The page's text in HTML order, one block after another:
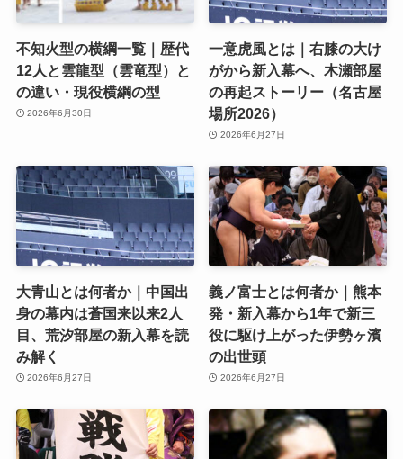
不知火型の横綱一覧｜歴代
12人と雲龍型（雲竜型）と
の違い・現役横綱の型
2026年6月30日
一意虎風とは｜右膝の大け
がから新入幕へ、木瀬部屋
の再起ストーリー（名古屋
場所2026）
2026年6月27日
大青山とは何者か｜中国出
身の幕内は蒼国来以来2人
目、荒汐部屋の新入幕を読
み解く
2026年6月27日
義ノ富士とは何者か｜熊本
発・新入幕から1年で新三
役に駆け上がった伊勢ヶ濱
の出世頭
2026年6月27日